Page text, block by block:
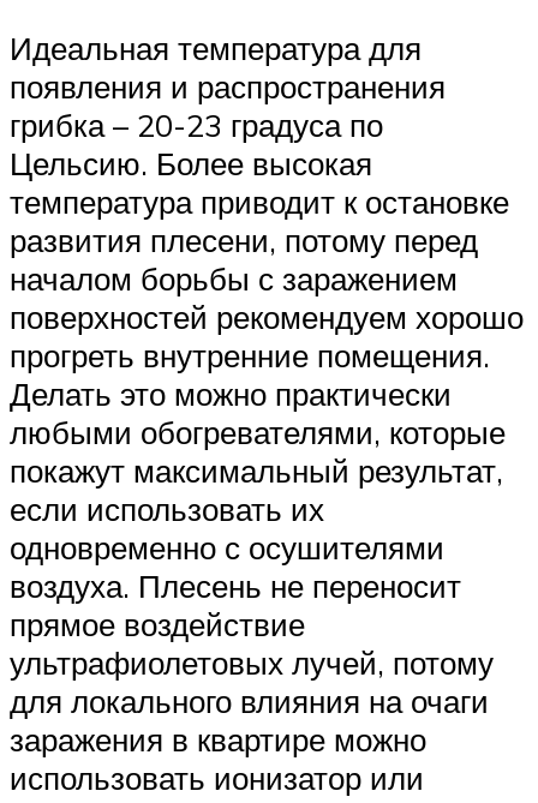
Идеальная температура для
появления и распространения
грибка – 20-23 градуса по
Цельсию. Более высокая
температура приводит к остановке
развития плесени, потому перед
началом борьбы с заражением
поверхностей рекомендуем хорошо
прогреть внутренние помещения.
Делать это можно практически
любыми обогревателями, которые
покажут максимальный результат,
если использовать их
одновременно с осушителями
воздуха. Плесень не переносит
прямое воздействие
ультрафиолетовых лучей, потому
для локального влияния на очаги
заражения в квартире можно
использовать ионизатор или